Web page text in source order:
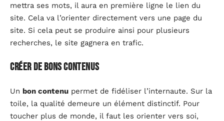
mettra ses mots, il aura en première ligne le lien du
site. Cela va l’orienter directement vers une page du
site. Si cela peut se produire ainsi pour plusieurs
recherches, le site gagnera en trafic.
Créer de bons contenus
Un bon contenu permet de fidéliser l’internaute. Sur la
toile, la qualité demeure un élément distinctif. Pour
toucher plus de monde, il faut les orienter vers soi,